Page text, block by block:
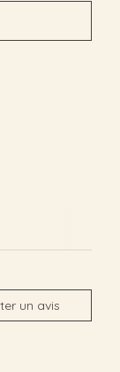
un avis